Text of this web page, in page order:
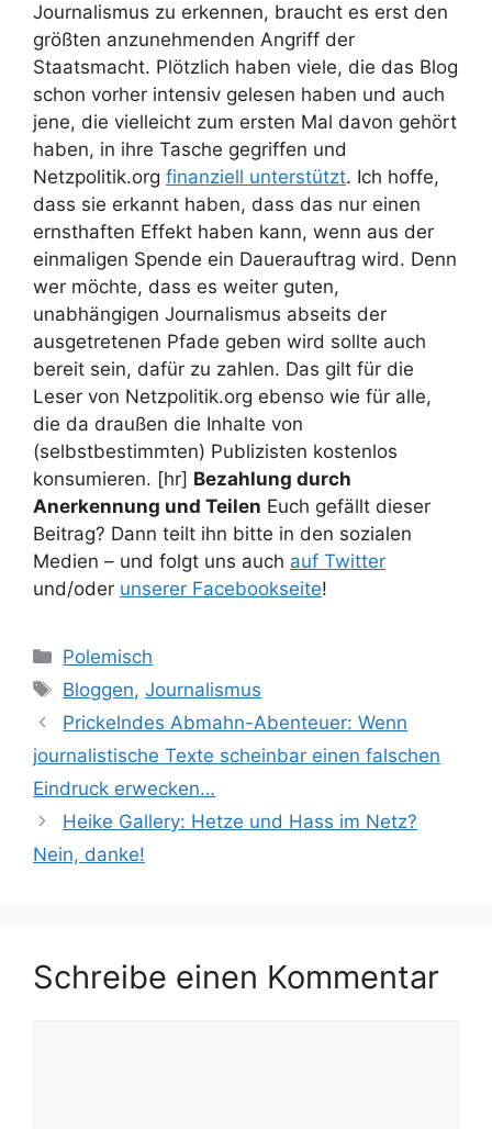
Journalismus zu erkennen, braucht es erst den
größten anzunehmenden Angriff der
Staatsmacht. Plötzlich haben viele, die das Blog
schon vorher intensiv gelesen haben und auch
jene, die vielleicht zum ersten Mal davon gehört
haben, in ihre Tasche gegriffen und
Netzpolitik.org finanziell unterstützt. Ich hoffe,
dass sie erkannt haben, dass das nur einen
ernsthaften Effekt haben kann, wenn aus der
einmaligen Spende ein Dauerauftrag wird. Denn
wer möchte, dass es weiter guten,
unabhängigen Journalismus abseits der
ausgetretenen Pfade geben wird sollte auch
bereit sein, dafür zu zahlen. Das gilt für die
Leser von Netzpolitik.org ebenso wie für alle,
die da draußen die Inhalte von
(selbstbestimmten) Publizisten kostenlos
konsumieren. [hr] Bezahlung durch
Anerkennung und Teilen Euch gefällt dieser
Beitrag? Dann teilt ihn bitte in den sozialen
Medien – und folgt uns auch auf Twitter
und/oder unserer Facebookseite!
Kategorien
Polemisch
Schlagwörter
Bloggen,Journalismus
Prickelndes Abmahn-Abenteuer: Wenn
journalistische Texte scheinbar einen falschen
Eindruck erwecken…
Heike Gallery: Hetze und Hass im Netz?
Nein, danke!
Schreibe einen Kommentar